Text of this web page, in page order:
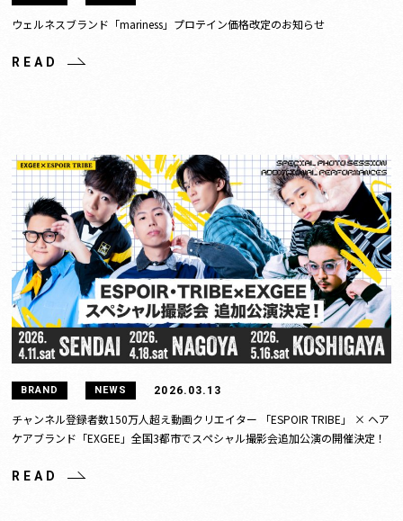
ウェルネスブランド「mariness」プロテイン価格改定のお知らせ
READ
BRAND NEWS 2026.03.13
チャンネル登録者数150万人超え動画クリエイター 「ESPOIR TRIBE」 × ヘア
ケアブランド「EXGEE」全国3都市でスペシャル撮影会追加公演の開催決定！
READ